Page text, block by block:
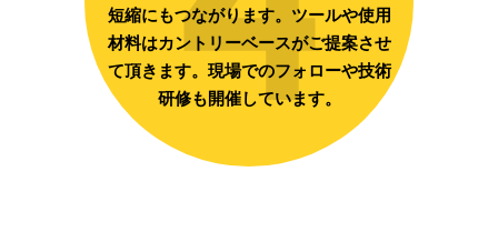
短縮にもつながります。ツールや使用
材料はカントリーベースがご提案させ
て頂きます。現場でのフォローや技術
研修も開催しています。